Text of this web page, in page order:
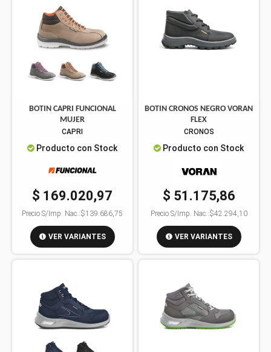
BOTIN CAPRI FUNCIONAL
MUJER
CAPRI
Producto con Stock
$ 169.020,97
Precio S/Imp. Nac.:$139.686,75
VER VARIANTES
BOTIN CRONOS NEGRO VORAN
FLEX
CRONOS
Producto con Stock
$ 51.175,86
Precio S/Imp. Nac.:$42.294,10
VER VARIANTES